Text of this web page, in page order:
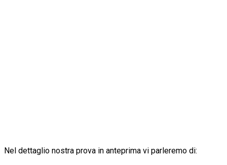
Nel dettaglio nostra prova in anteprima vi parleremo di: